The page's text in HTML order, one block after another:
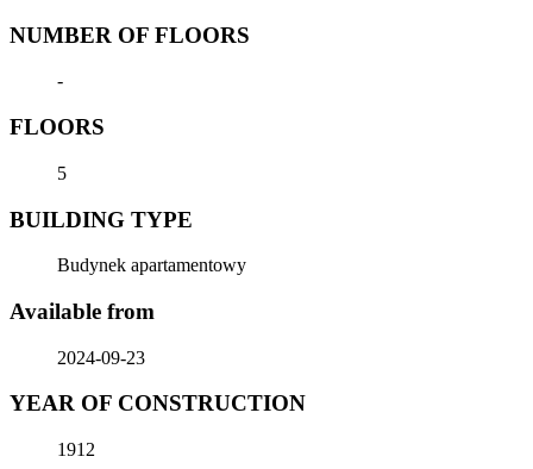
NUMBER OF FLOORS
-
FLOORS
5
BUILDING TYPE
Budynek apartamentowy
Available from
2024-09-23
YEAR OF CONSTRUCTION
1912